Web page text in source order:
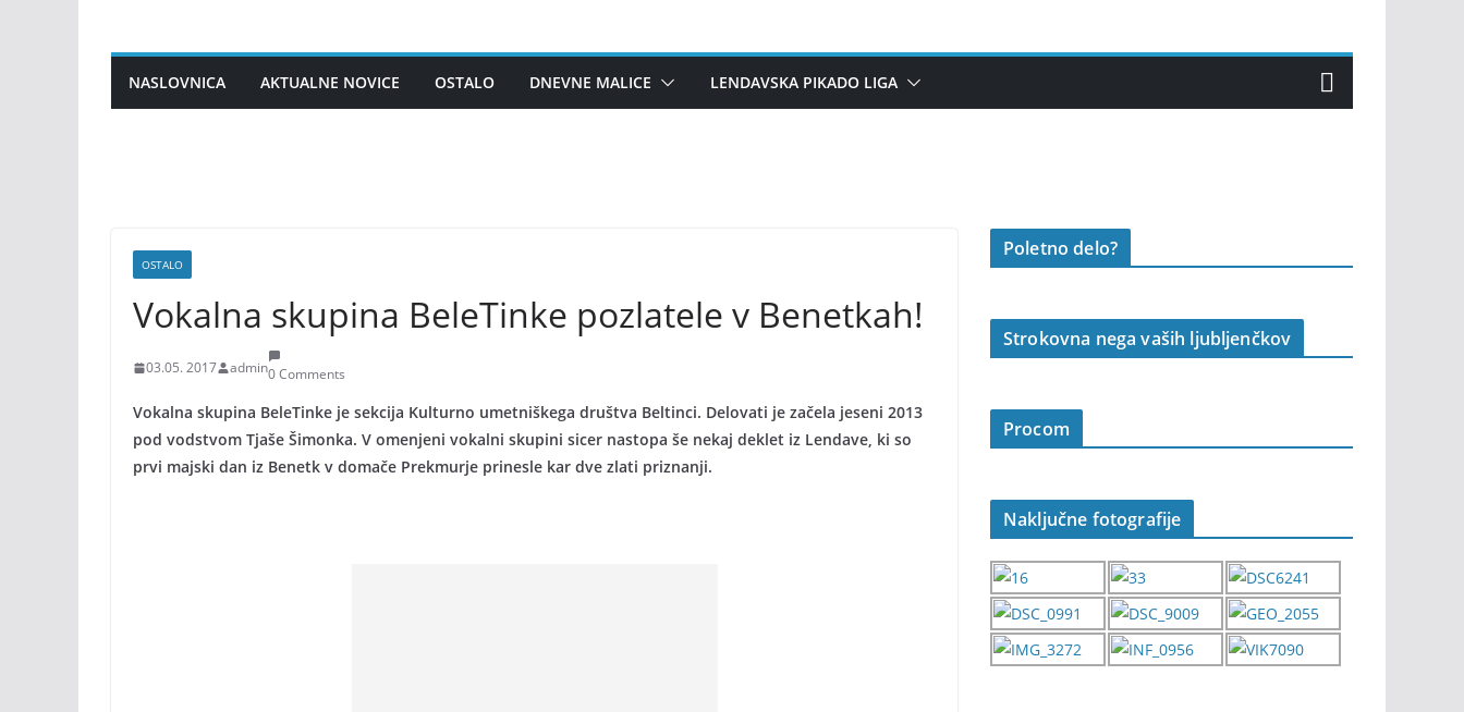
contentNASLOVNICA AKTUALNE NOVICE OSTALO DNEVNE MALICE LENDAVSKA PIKADO LIGA
OSTALO
Vokalna skupina BeleTinke pozlatele v Benetkah!
03.05. 2017 admin0 Comments
Vokalna skupina BeleTinke je sekcija Kulturno umetniškega društva Beltinci. Delovati je začela jeseni 2013
pod vodstvom Tjaše Šimonka. V omenjeni vokalni skupini sicer nastopa še nekaj deklet iz Lendave, ki so
prvi majski dan iz Benetk v domače Prekmurje prinesle kar dve zlati priznanji.
Poletno delo?
Strokovna nega vaših ljubljenčkov
Procom
Naključne fotografije